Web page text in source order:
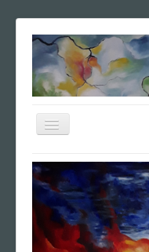
Navigation
Home
Vita
Poesie
Ausstellungen